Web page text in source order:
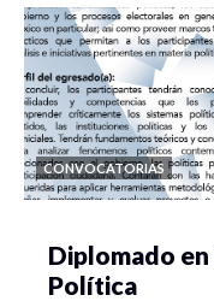
CONVOCATORIAS
Diplomado
Política